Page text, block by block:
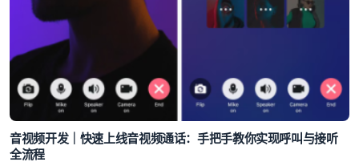
音视频开发｜快速上线音视频通话：手把手教你实现呼叫与接听
全流程
我已阅读并同意 通讯云服务条款 和通讯云隐私政策